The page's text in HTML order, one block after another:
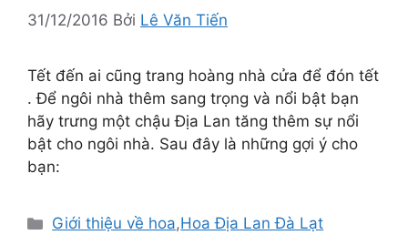
31/12/2016 Bởi Lê Văn Tiến
Tết đến ai cũng trang hoàng nhà cửa để đón tết
. Để ngôi nhà thêm sang trọng và nổi bật bạn
hãy trưng một chậu Địa Lan tăng thêm sự nổi
bật cho ngôi nhà. Sau đây là những gợi ý cho
bạn:
Danh
Giới thiệu về hoa,Hoa Địa Lan Đà Lạt